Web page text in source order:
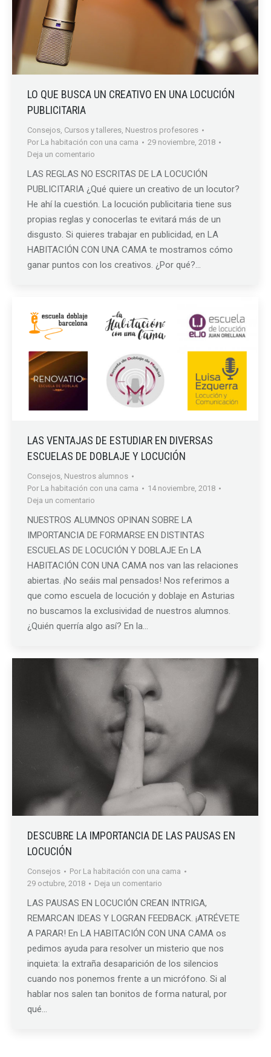
LO QUE BUSCA UN CREATIVO EN UNA LOCUCIÓN
PUBLICITARIA
Consejos, Cursos y talleres, Nuestros profesores
Por La habitación con una cama
29 noviembre, 2018
Deja un comentario
LAS REGLAS NO ESCRITAS DE LA LOCUCIÓN
PUBLICITARIA ¿Qué quiere un creativo de un locutor?
He ahí la cuestión. La locución publicitaria tiene sus
propias reglas y conocerlas te evitará más de un
disgusto. Si quieres trabajar en publicidad, en LA
HABITACIÓN CON UNA CAMA te mostramos cómo
ganar puntos con los creativos. ¿Por qué?…
LAS VENTAJAS DE ESTUDIAR EN DIVERSAS
ESCUELAS DE DOBLAJE Y LOCUCIÓN
Consejos Nuestros alumnos
Por La habitación con una cama
14 noviembre, 2018
Deja un comentario
NUESTROS ALUMNOS OPINAN SOBRE LA
IMPORTANCIA DE FORMARSE EN DISTINTAS
ESCUELAS DE LOCUCIÓN Y DOBLAJE En LA
HABITACIÓN CON UNA CAMA nos van las relaciones
abiertas. ¡No seáis mal pensados! Nos referimos a
que como escuela de locución y doblaje en Asturias
no buscamos la exclusividad de nuestros alumnos.
¿Quién querría algo así? En la…
DESCUBRE LA IMPORTANCIA DE LAS PAUSAS EN
LOCUCIÓN
Consejos Por La habitación con una cama
29 octubre, 2018
Deja un comentario
LAS PAUSAS EN LOCUCIÓN CREAN INTRIGA,
REMARCAN IDEAS Y LOGRAN FEEDBACK. ¡ATRÉVETE
A PARAR! En LA HABITACIÓN CON UNA CAMA os
pedimos ayuda para resolver un misterio que nos
inquieta: la extraña desaparición de los silencios
cuando nos ponemos frente a un micrófono. Si al
hablar nos salen tan bonitos de forma natural, por
qué…